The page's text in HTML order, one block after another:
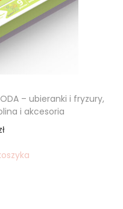
– ubieranki i fryzury,
i akcesoria